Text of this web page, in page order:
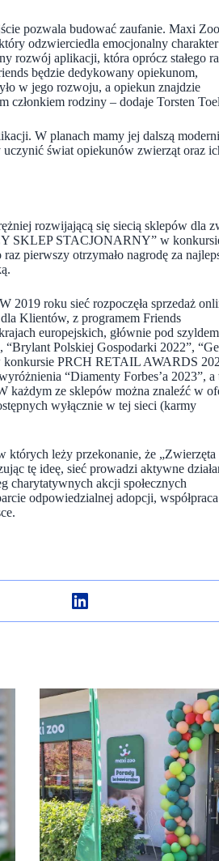
pozwala budować zaufanie. Maxi Zoo
odzwierciedla emocjonalny charakter
rozwój aplikacji, która oprócz stałego
będzie dedykowany opiekunom,
w jego rozwoju, a opiekun znajdzie
członkiem rodziny – dodaje Torsten
W planach mamy jej dalszą
świat opiekunów zwierząt oraz
rozwijającą się siecią sklepów dla
SKLEP STACJONARNY” w
pierwszy otrzymało nagrodę za
2019 roku sieć rozpoczęła sprzedaż
Klientów, z programem Friends
europejskich, głównie pod
Polskiej Gospodarki 2022”,
konkursie PRCH RETAIL AWARDS
“Diamenty Forbes’a 2023”, a
każdym ze sklepów można znaleźć w
wyłącznie w tej sieci (karmy
których leży przekonanie, że „Zwierzęta
tę ideę, sieć prowadzi aktywne
charytatywnych akcji społecznych
odpowiedzialnej adopcji, współpraca